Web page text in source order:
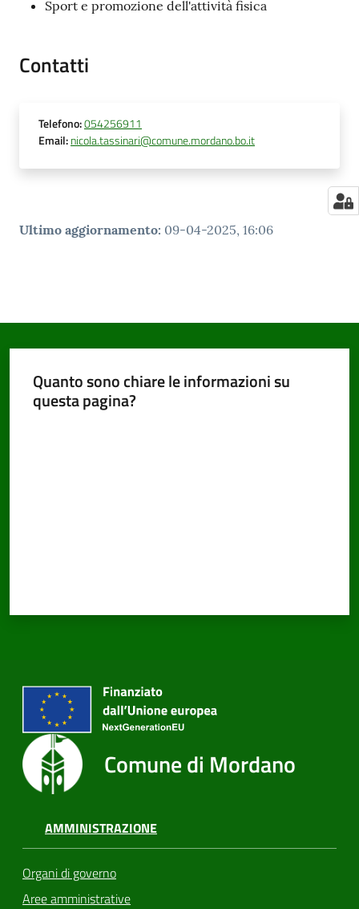
Sport e promozione dell'attività fisica
Contatti
Telefono:054256911
Email:nicola.tassinari@comune.mordano.bo.it
Ultimo aggiornamento: 09-04-2025, 16:06
Quanto sono chiare le informazioni su
questa pagina?
Comune di Mordano
AMMINISTRAZIONE
Organi di governo
Aree amministrative